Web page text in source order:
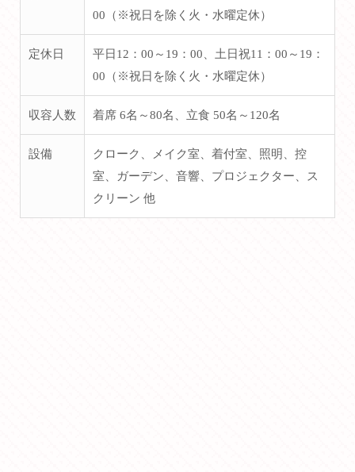
00（※祝日を除く火・水曜定休）
定休日
平日12：00～19：00、土日祝11：00～19：
00（※祝日を除く火・水曜定休）
収容人数 着席 6名～80名、立食 50名～120名
設備
クローク、メイク室、着付室、照明、控
室、ガーデン、音響、プロジェクター、ス
クリーン 他